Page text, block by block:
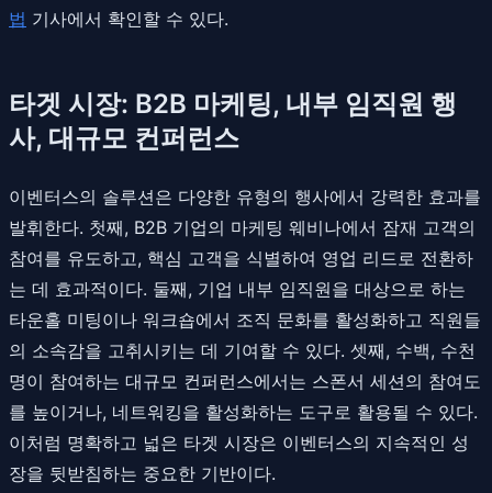
법 기사에서 확인할 수 있다.
타겟 시장: B2B 마케팅, 내부 임직원 행
사, 대규모 컨퍼런스
이벤터스의 솔루션은 다양한 유형의 행사에서 강력한 효과를
발휘한다. 첫째, B2B 기업의 마케팅 웨비나에서 잠재 고객의
참여를 유도하고, 핵심 고객을 식별하여 영업 리드로 전환하
는 데 효과적이다. 둘째, 기업 내부 임직원을 대상으로 하는
타운홀 미팅이나 워크숍에서 조직 문화를 활성화하고 직원들
의 소속감을 고취시키는 데 기여할 수 있다. 셋째, 수백, 수천
명이 참여하는 대규모 컨퍼런스에서는 스폰서 세션의 참여도
를 높이거나, 네트워킹을 활성화하는 도구로 활용될 수 있다.
이처럼 명확하고 넓은 타겟 시장은 이벤터스의 지속적인 성
장을 뒷받침하는 중요한 기반이다.